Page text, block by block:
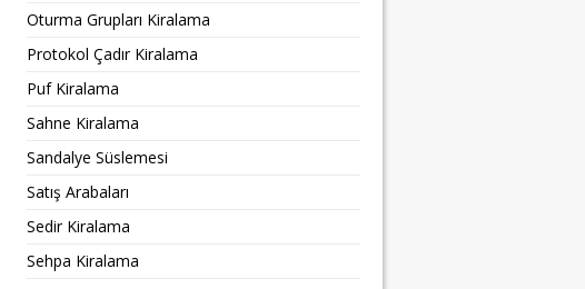
Oturma Grupları Kiralama
Protokol Çadır Kiralama
Puf Kiralama
Sahne Kiralama
Sandalye Süslemesi
Satış Arabaları
Sedir Kiralama
Sehpa Kiralama